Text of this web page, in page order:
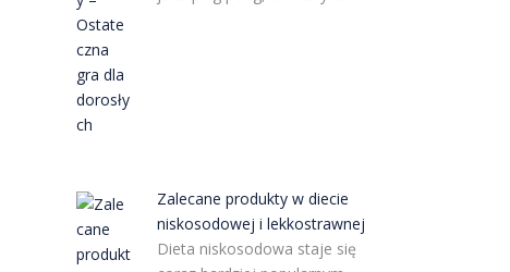
Zalecane produkty w diecie
niskosodowej i lekkostrawnej
Dieta niskosodowa staje się